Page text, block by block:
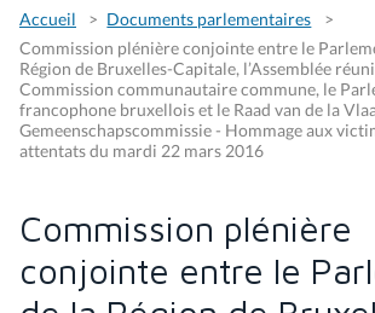
Accueil
Documents parlementaires
Commission plénière conjointe entre le
Région de Bruxelles-Capitale, l’Assemblée
Commission communautaire commune, le
francophone bruxellois et le Raad van de la
Gemeenschapscommissie - Hommage aux
attentats du mardi 22 mars 2016
Commission plénière
conjointe entre le